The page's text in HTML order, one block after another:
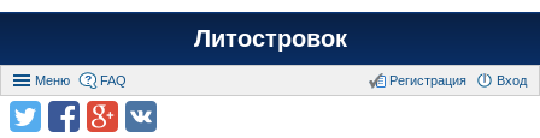
Литостровок
Меню FAQ Вход
Регистрация